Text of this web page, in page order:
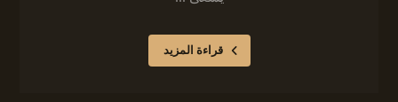
قراءة المزيد